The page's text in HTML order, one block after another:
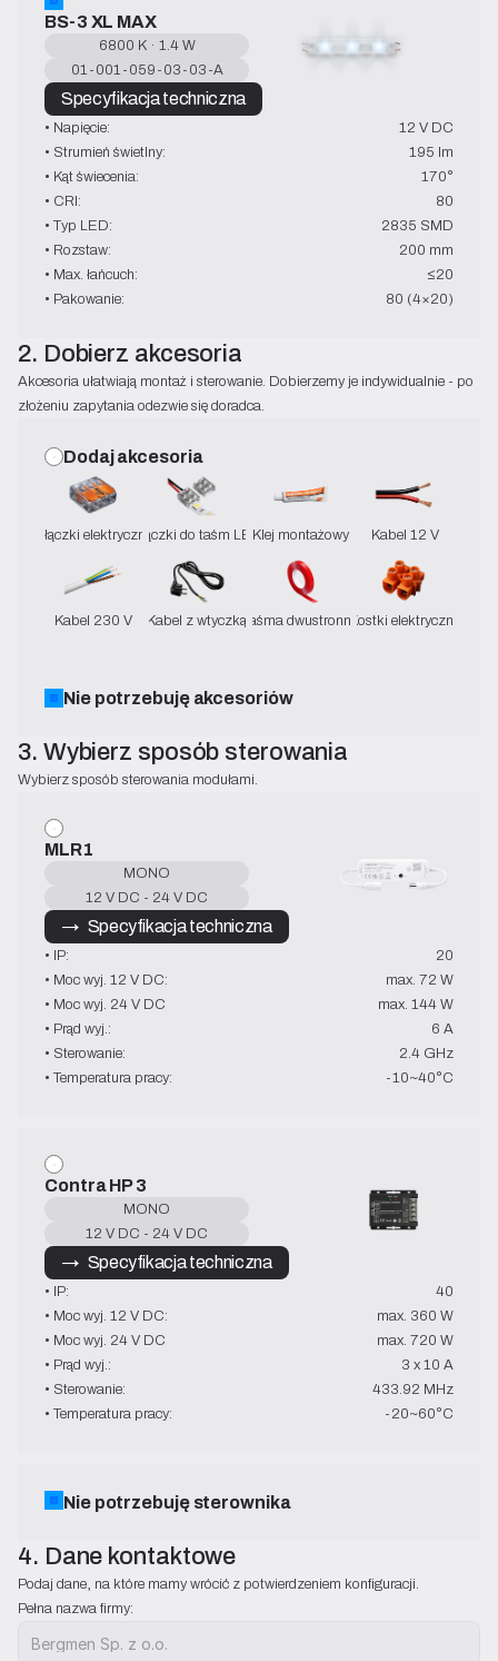
BS-3 XL MAX
6800 K · 1.4 W
01-001-059-03-03-A
Specyfikacja techniczna
• Napięcie:
12 V DC
• Strumień świetlny:
195 lm
• Kąt świecenia:
170°
• CRI:
80
• Typ LED:
2835 SMD
• Rozstaw:
200 mm
• Max. łańcuch:
≤20
• Pakowanie:
80 (4×20)
2. Dobierz akcesoria
Akcesoria ułatwiają montaż i sterowanie. Dobierzemy je indywidualnie - po
złożeniu zapytania odezwie się doradca.
Dodaj akcesoria
Złączki elektryczneZłączki do taśm LEDKlej montażowy Kabel 12 V
Kabel 230 V Kabel z wtyczkąTaśma dwustronnaKostki elektryczne
Nie potrzebuję akcesoriów
3. Wybierz sposób sterowania
Wybierz sposób sterowania modułami.
MLR1
MONO
12 V DC - 24 V DC
→   Specyfikacja techniczna
• IP:
20
• Moc wyj. 12 V DC:
max. 72 W
• Moc wyj. 24 V DC
max. 144 W
• Prąd wyj.:
6 A
• Sterowanie:
2.4 GHz
• Temperatura pracy:
-10~40°C
Contra HP 3
MONO
12 V DC - 24 V DC
→   Specyfikacja techniczna
• IP:
40
• Moc wyj. 12 V DC:
max. 360 W
• Moc wyj. 24 V DC
max. 720 W
• Prąd wyj.:
3 x 10 A
• Sterowanie:
433.92 MHz
• Temperatura pracy:
-20~60°C
Nie potrzebuję sterownika
4. Dane kontaktowe
Podaj dane, na które mamy wrócić z potwierdzeniem konfiguracji.
Pełna nazwa firmy: